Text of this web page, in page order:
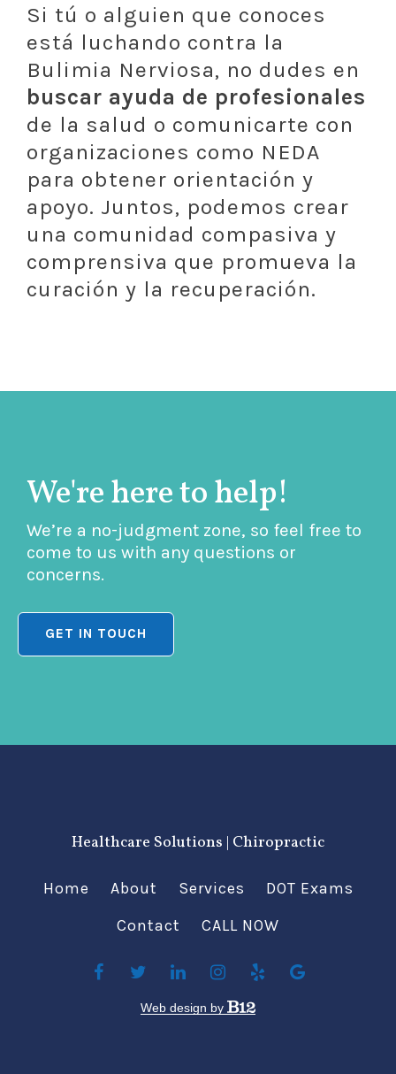
Si tú o alguien que conoces
está luchando contra la
Bulimia Nerviosa, no dudes en
buscar ayuda de profesionales
de la salud o comunicarte con
organizaciones como NEDA
para obtener orientación y
apoyo. Juntos, podemos crear
una comunidad compasiva y
comprensiva que promueva la
curación y la recuperación.
We're here to help!
We’re a no-judgment zone, so feel free to
come to us with any questions or
concerns.
GET IN TOUCH
Healthcare Solutions | Chiropractic
Home About Services
DOT Exams
Contact
CALL NOW
Web design by